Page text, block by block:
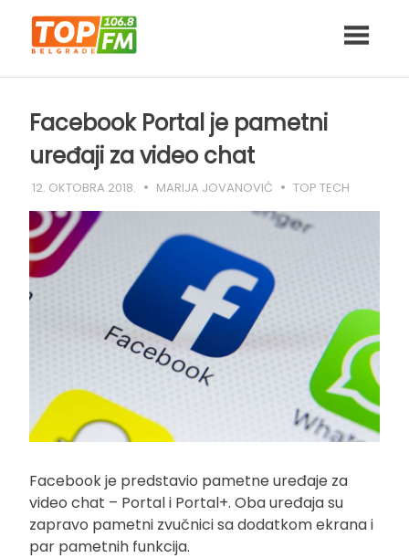
content
Facebook Portal je pametni
uređaji za video chat
12. OKTOBRA 2018. MARIJA JOVANOVIĆ TOP TECH
Facebook je predstavio pametne uređaje za
video chat – Portal i Portal+. Oba uređaja su
zapravo pametni zvučnici sa dodatkom ekrana i
par pametnih funkcija.